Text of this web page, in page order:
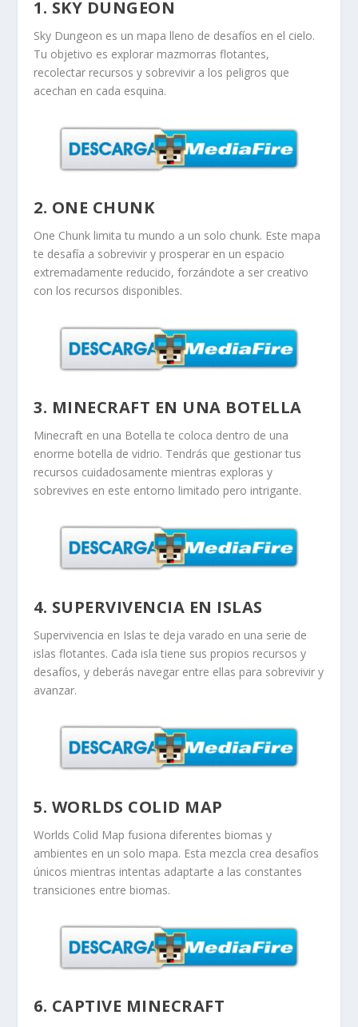
1. SKY DUNGEON
Sky Dungeon es un mapa lleno de desafíos en el cielo.
Tu objetivo es explorar mazmorras flotantes,
recolectar recursos y sobrevivir a los peligros que
acechan en cada esquina.
2. ONE CHUNK
One Chunk limita tu mundo a un solo chunk. Este mapa
te desafía a sobrevivir y prosperar en un espacio
extremadamente reducido, forzándote a ser creativo
con los recursos disponibles.
3. MINECRAFT EN UNA BOTELLA
Minecraft en una Botella te coloca dentro de una
enorme botella de vidrio. Tendrás que gestionar tus
recursos cuidadosamente mientras exploras y
sobrevives en este entorno limitado pero intrigante.
4. SUPERVIVENCIA EN ISLAS
Supervivencia en Islas te deja varado en una serie de
islas flotantes. Cada isla tiene sus propios recursos y
desafíos, y deberás navegar entre ellas para sobrevivir y
avanzar.
5. WORLDS COLID MAP
Worlds Colid Map fusiona diferentes biomas y
ambientes en un solo mapa. Esta mezcla crea desafíos
únicos mientras intentas adaptarte a las constantes
transiciones entre biomas.
6. CAPTIVE MINECRAFT